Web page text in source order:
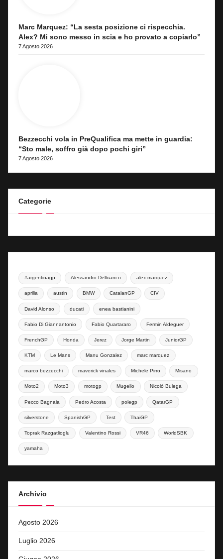
Marc Marquez: “La sesta posizione ci rispecchia.
Alex? Mi sono messo in scia e ho provato a copiarlo”
7 Agosto 2026
Bezzecchi vola in PreQualifica ma mette in guardia:
“Sto male, soffro già dopo pochi giri”
7 Agosto 2026
Categorie
#argentinagp Alessandro Delbianco alex marquez
aprilia austin BMW CatalanGP CIV
David Alonso ducati enea bastianini
Fabio Di Giannantonio Fabio Quartararo Fermin Aldeguer
FrenchGP Honda Jerez Jorge Martin JuniorGP
KTM Le Mans Manu Gonzalez marc marquez
marco bezzecchi maverick vinales Michele Pirro Misano
Moto2 Moto3 motogp Mugello Nicolò Bulega
Pecco Bagnaia Pedro Acosta polegp QatarGP
silverstone SpanishGP Test ThaiGP
Toprak Razgatlioglu Valentino Rossi VR46 WorldSBK
yamaha
Archivio
Agosto 2026
Luglio 2026